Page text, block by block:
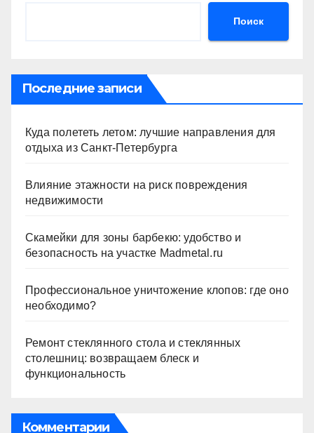
Поиск
Последние записи
Куда полететь летом: лучшие направления для
отдыха из Санкт-Петербурга
Влияние этажности на риск повреждения
недвижимости
Скамейки для зоны барбекю: удобство и
безопасность на участке Madmetal.ru
Профессиональное уничтожение клопов: где оно
необходимо?
Ремонт стеклянного стола и стеклянных
столешниц: возвращаем блеск и
функциональность
Комментарии